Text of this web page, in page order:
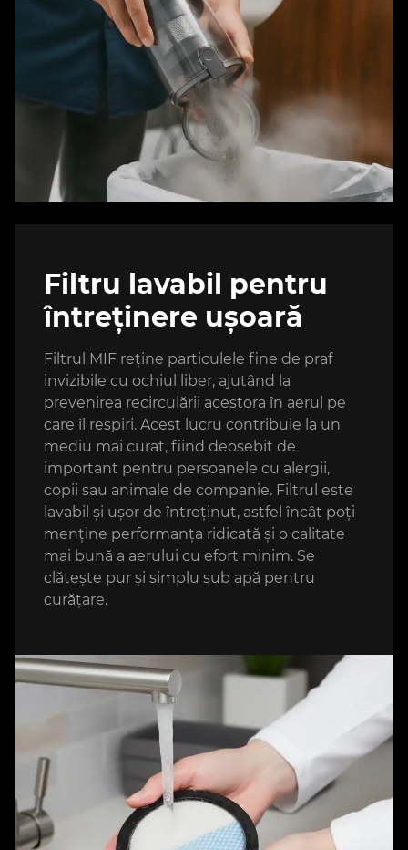
Filtru lavabil pentru
întreținere ușoară
Filtrul MIF reține particulele fine de praf
invizibile cu ochiul liber, ajutând la
prevenirea recirculării acestora în aerul pe
care îl respiri. Acest lucru contribuie la un
mediu mai curat, fiind deosebit de
important pentru persoanele cu alergii,
copii sau animale de companie. Filtrul este
lavabil și ușor de întreținut, astfel încât poți
menține performanța ridicată și o calitate
mai bună a aerului cu efort minim. Se
clătește pur și simplu sub apă pentru
curățare.